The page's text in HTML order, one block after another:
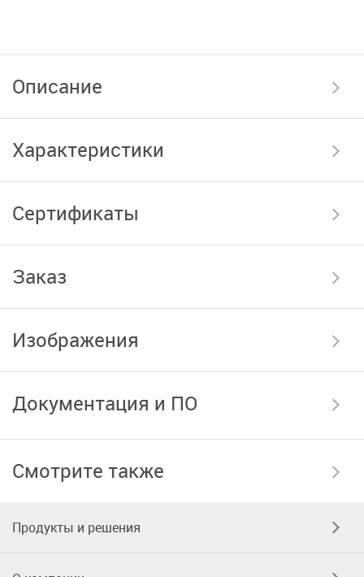
Описание
Характеристики
Сертификаты
Заказ
Изображения
Документация и ПО
Смотрите также
Продукты и решения